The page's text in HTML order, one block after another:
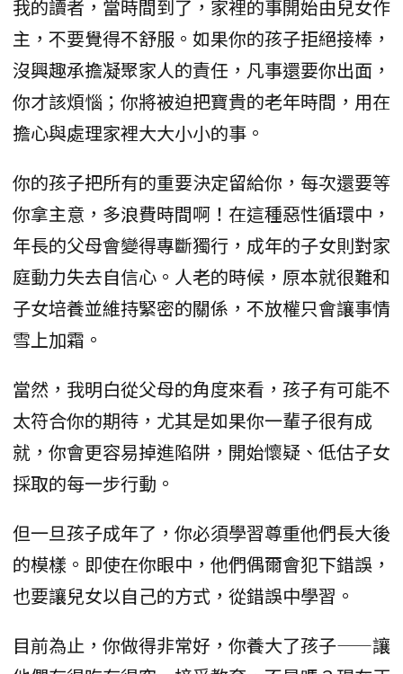
我的讀者，當時間到了，家裡的事開始由兒女作
主，不要覺得不舒服。如果你的孩子拒絕接棒，
沒興趣承擔凝聚家人的責任，凡事還要你出面，
你才該煩惱；你將被迫把寶貴的老年時間，用在
擔心與處理家裡大大小小的事。
你的孩子把所有的重要決定留給你，每次還要等
你拿主意，多浪費時間啊！在這種惡性循環中，
年長的父母會變得專斷獨行，成年的子女則對家
庭動力失去自信心。人老的時候，原本就很難和
子女培養並維持緊密的關係，不放權只會讓事情
雪上加霜。
當然，我明白從父母的角度來看，孩子有可能不
太符合你的期待，尤其是如果你一輩子很有成
就，你會更容易掉進陷阱，開始懷疑、低估子女
採取的每一步行動。
但一旦孩子成年了，你必須學習尊重他們長大後
的模樣。即使在你眼中，他們偶爾會犯下錯誤，
也要讓兒女以自己的方式，從錯誤中學習。
目前為止，你做得非常好，你養大了孩子——讓